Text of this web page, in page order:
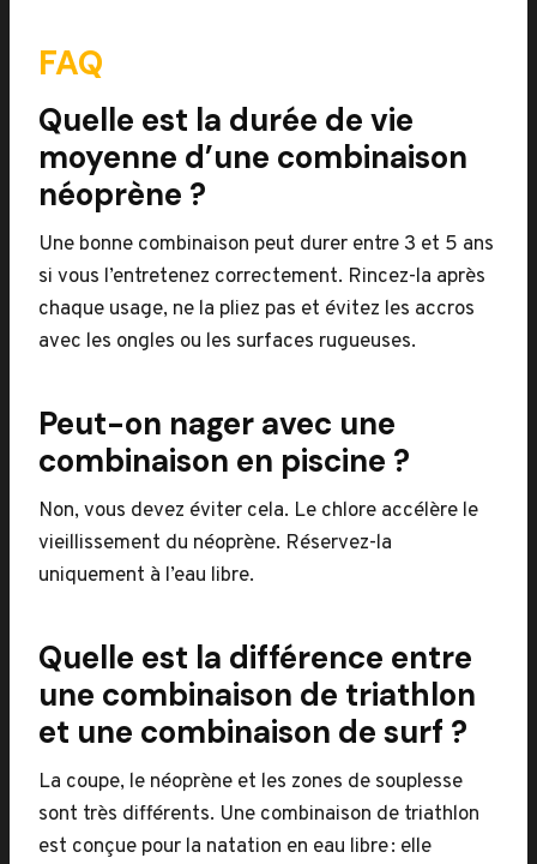
FAQ
Quelle est la durée de vie
moyenne d’une combinaison
néoprène ?
Une bonne combinaison peut durer entre 3 et 5 ans
si vous l’entretenez correctement. Rincez-la après
chaque usage, ne la pliez pas et évitez les accros
avec les ongles ou les surfaces rugueuses.
Peut-on nager avec une
combinaison en piscine ?
Non, vous devez éviter cela. Le chlore accélère le
vieillissement du néoprène. Réservez-la
uniquement à l’eau libre.
Quelle est la différence entre
une combinaison de triathlon
et une combinaison de surf ?
La coupe, le néoprène et les zones de souplesse
sont très différents. Une combinaison de triathlon
est conçue pour la natation en eau libre : elle